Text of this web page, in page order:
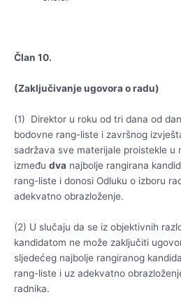
Član 10.
(Zaključivanje ugovora o radu)
(1) Direktor u roku od tri dana od
bodovne rang-liste i završnog
sadržava sve materijale proistekle u
između dva najbolje rangirana
rang-liste i donosi Odluku o izboru
adekvatno obrazloženje.
(2) U slučaju da se iz objektivnih
kandidatom ne može zaključiti
sljedećeg najbolje rangiranog
rang-liste i uz adekvatno
radnika.